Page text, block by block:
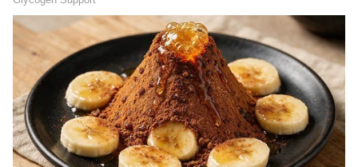
ಸೇರಿದಂತೆ ಗೋಧಿ ಪದಾರ್ಥ ಸೇವನೆ ಬಿಟ್ಟಲ್ಲಿ ನಿಮ್ಮ
ಜೀರ್ಣಕ್ರಿಯೆ ಸುಧಾರಿಸುತ್ತದೆ. ಹೊಟ್ಟೆ ಹಗುರವಾಗಿರುವ
ಅನುಭವ ಕೆಲವರಿಗೆ ಸಿಗಬಹುದು.